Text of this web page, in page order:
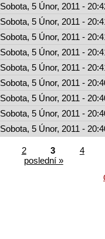
Sobota, 5 Únor, 2011 -
Sobota, 5 Únor, 2011 -
Sobota, 5 Únor, 2011 -
Sobota, 5 Únor, 2011 -
Sobota, 5 Únor, 2011 -
Sobota, 5 Únor, 2011 -
Sobota, 5 Únor, 2011 -
Sobota, 5 Únor, 2011 -
Sobota, 5 Únor, 2011 -
2 3
4
poslední »